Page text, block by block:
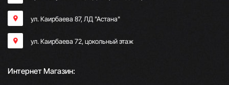
ул. Каирбаева 87, ЛД "Астана"
ул. Каирбаева 72, цокольный этаж
Интернет Магазин: